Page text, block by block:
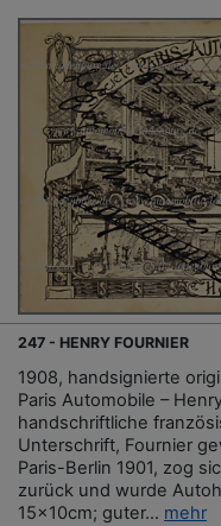
247 - HENRY FOURNIER
1908, handsignierte
Paris Automobile –
handschriftliche
Unterschrift, Fournier
Paris-Berlin 1901, zog
zurück und wurde
15x10cm; guter... mehr